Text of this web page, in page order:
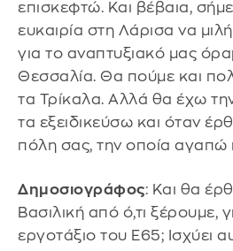
επισκεφτώ. Και βέβαια,
ευκαιρία στη Λάρισα να
για το αναπτυξιακό μας
Θεσσαλία. Θα πούμε και
τα Τρίκαλα. Αλλά θα έχω
τα εξειδικεύσω και όταν
πόλη σας, την οποία αγαπώ
Δημοσιογράφος: Και θα
Βασιλική από ό,τι ξέρουμε,
εργοτάξιο του Ε65; Ισχύει